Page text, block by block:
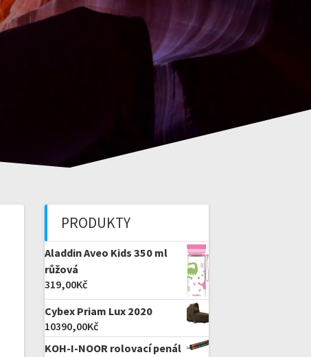
PRODUKTY
Aladdin Aveo Kids 350 ml
růžová
319,00Kč
Cybex Priam Lux 2020
10390,00Kč
KOH-I-NOOR rolovací penál